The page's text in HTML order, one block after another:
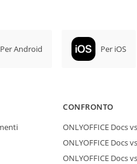
Per Android Per iOS
CONFRONTO
ONLYOFFICE Docs
ONLYOFFICE Docs
ONLYOFFICE Docs